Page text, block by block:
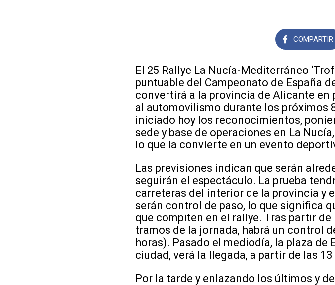
COMPARTIR
El 25 Rallye La Nucía-Mediterráneo
puntuable del Campeonato de España
convertirá a la provincia de Alicante
al automovilismo durante los próximos
iniciado hoy los reconocimientos,
sede y base de operaciones en La
lo que la convierte en un evento
Las previsiones indican que serán
seguirán el espectáculo. La prueba
carreteras del interior de la provincia y
serán control de paso, lo que significa
que compiten en el rallye. Tras partir
tramos de la jornada, habrá un control
horas). Pasado el mediodía, la plaza de
ciudad, verá la llegada, a partir de las 13
Por la tarde y enlazando los últimos y